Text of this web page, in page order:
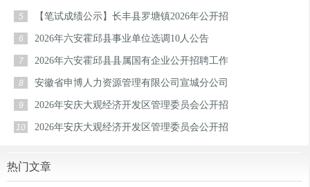
5 【笔试成绩公示】长丰县罗塘镇2026年公开招
6 2026年六安霍邱县事业单位选调10人公告
7 2026年六安霍邱县县属国有企业公开招聘工作
8 安徽省申博人力资源管理有限公司宣城分公司
9 2026年安庆大观经济开发区管理委员会公开招
10 2026年安庆大观经济开发区管理委员会公开招
热门文章